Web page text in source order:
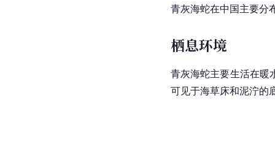
青灰海蛇在中国主要分
栖息环境
青灰海蛇主要生活在暖
可见于海草床和泥泞的